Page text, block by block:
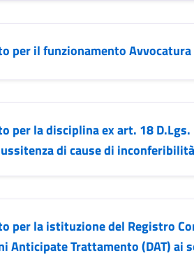
per il funzionamento Avvocatura
per la disciplina ex art. 18
di cause di
per la istituzione del Registro
Anticipate Trattamento (DAT) ai